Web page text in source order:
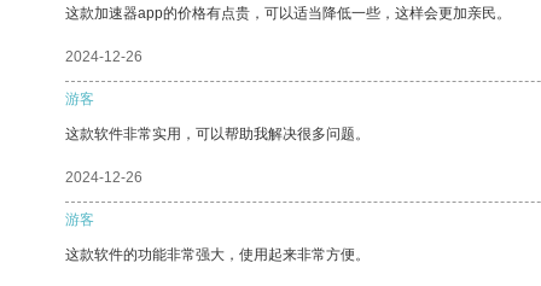
这款加速器app的价格有点贵，可以适当降低一些，这样会更加亲民。
2024-12-26
游客
这款软件非常实用，可以帮助我解决很多问题。
2024-12-26
游客
这款软件的功能非常强大，使用起来非常方便。